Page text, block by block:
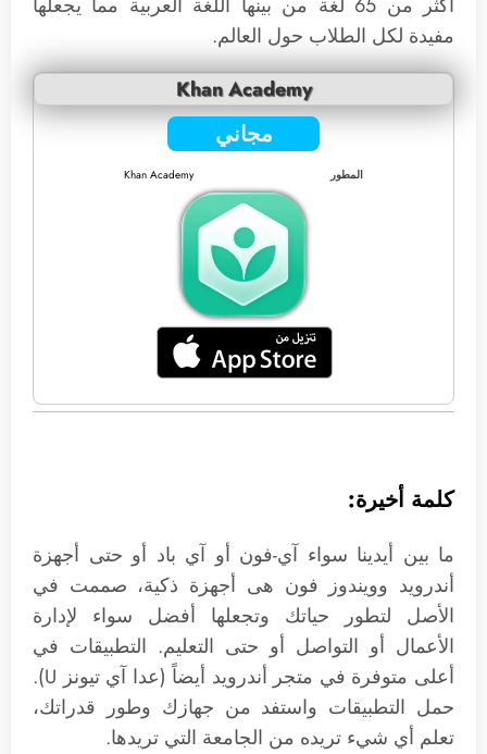
مفيدة لكل الطلاب حول العالم.
Khan Academy
مجاني
المطور Khan Academy
كلمة أخيرة:
ما بين أيدينا سواء آي-فون أو آي باد أو حتى أجهزة
أندرويد وويندوز فون هى أجهزة ذكية، صممت في
الأصل لتطور حياتك وتجعلها أفضل سواء لإدارة
الأعمال أو التواصل أو حتى التعليم. التطبيقات في
أعلى متوفرة في متجر أندرويد أيضاً (عدا آي تيونز U).
حمل التطبيقات واستفد من جهازك وطور قدراتك،
تعلم أي شيء تريده من الجامعة التي تريدها.